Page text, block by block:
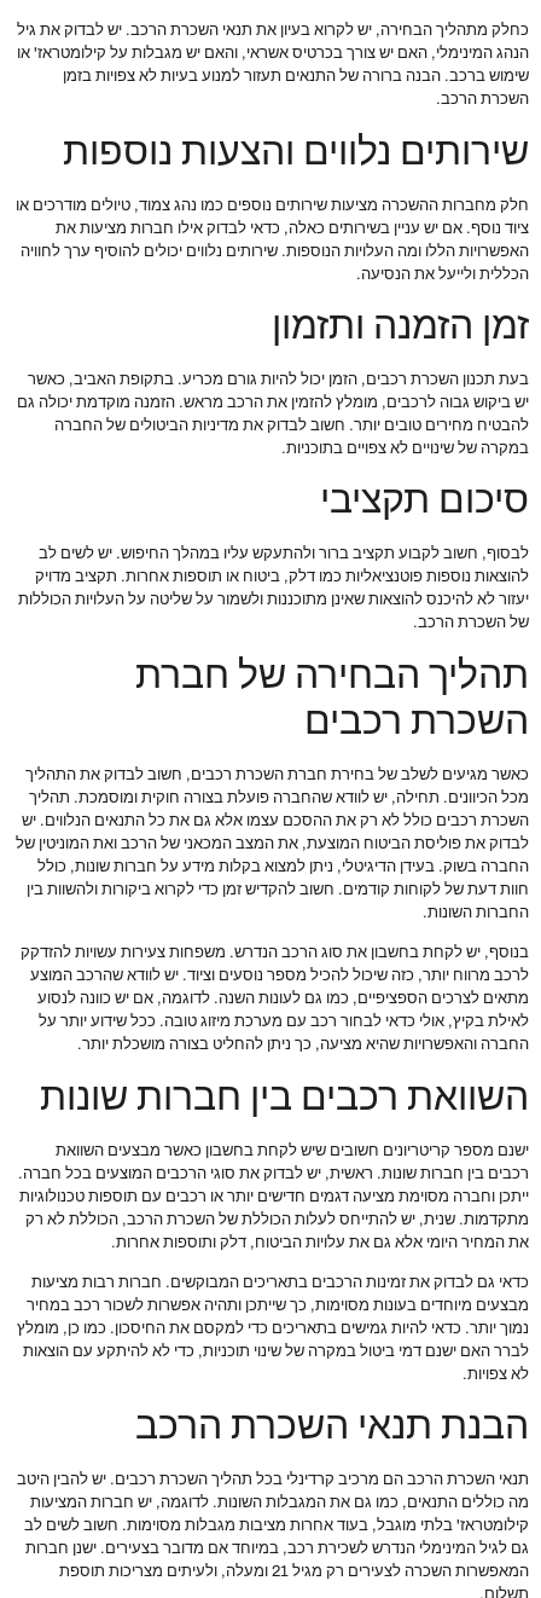
כחלק מתהליך הבחירה, יש לקרוא בעיון את תנאי השכרת הרכב. יש לבדוק את גיל
הנהג המינימלי, האם יש צורך בכרטיס אשראי, והאם יש מגבלות על קילומטראז' או
שימוש ברכב. הבנה ברורה של התנאים תעזור למנוע בעיות לא צפויות בזמן
השכרת הרכב.
שירותים נלווים והצעות נוספות
חלק מחברות ההשכרה מציעות שירותים נוספים כמו נהג צמוד, טיולים מודרכים או
ציוד נוסף. אם יש עניין בשירותים כאלה, כדאי לבדוק אילו חברות מציעות את
האפשרויות הללו ומה העלויות הנוספות. שירותים נלווים יכולים להוסיף ערך לחוויה
הכללית ולייעל את הנסיעה.
זמן הזמנה ותזמון
בעת תכנון השכרת רכבים, הזמן יכול להיות גורם מכריע. בתקופת האביב, כאשר
יש ביקוש גבוה לרכבים, מומלץ להזמין את הרכב מראש. הזמנה מוקדמת יכולה גם
להבטיח מחירים טובים יותר. חשוב לבדוק את מדיניות הביטולים של החברה
במקרה של שינויים לא צפויים בתוכניות.
סיכום תקציבי
לבסוף, חשוב לקבוע תקציב ברור ולהתעקש עליו במהלך החיפוש. יש לשים לב
להוצאות נוספות פוטנציאליות כמו דלק, ביטוח או תוספות אחרות. תקציב מדויק
יעזור לא להיכנס להוצאות שאינן מתוכננות ולשמור על שליטה על העלויות הכוללות
של השכרת הרכב.
תהליך הבחירה של חברת
השכרת רכבים
כאשר מגיעים לשלב של בחירת חברת השכרת רכבים, חשוב לבדוק את התהליך
מכל הכיוונים. תחילה, יש לוודא שהחברה פועלת בצורה חוקית ומוסמכת. תהליך
השכרת רכבים כולל לא רק את ההסכם עצמו אלא גם את כל התנאים הנלווים. יש
לבדוק את פוליסת הביטוח המוצעת, את המצב המכאני של הרכב ואת המוניטין של
החברה בשוק. בעידן הדיגיטלי, ניתן למצוא בקלות מידע על חברות שונות, כולל
חוות דעת של לקוחות קודמים. חשוב להקדיש זמן כדי לקרוא ביקורות ולהשוות בין
החברות השונות.
בנוסף, יש לקחת בחשבון את סוג הרכב הנדרש. משפחות צעירות עשויות להזדקק
לרכב מרווח יותר, כזה שיכול להכיל מספר נוסעים וציוד. יש לוודא שהרכב המוצע
מתאים לצרכים הספציפיים, כמו גם לעונות השנה. לדוגמה, אם יש כוונה לנסוע
לאילת בקיץ, אולי כדאי לבחור רכב עם מערכת מיזוג טובה. ככל שידוע יותר על
החברה והאפשרויות שהיא מציעה, כך ניתן להחליט בצורה מושכלת יותר.
השוואת רכבים בין חברות שונות
ישנם מספר קריטריונים חשובים שיש לקחת בחשבון כאשר מבצעים השוואת
רכבים בין חברות שונות. ראשית, יש לבדוק את סוגי הרכבים המוצעים בכל חברה.
ייתכן וחברה מסוימת מציעה דגמים חדישים יותר או רכבים עם תוספות טכנולוגיות
מתקדמות. שנית, יש להתייחס לעלות הכוללת של השכרת הרכב, הכוללת לא רק
את המחיר היומי אלא גם את עלויות הביטוח, דלק ותוספות אחרות.
כדאי גם לבדוק את זמינות הרכבים בתאריכים המבוקשים. חברות רבות מציעות
מבצעים מיוחדים בעונות מסוימות, כך שייתכן ותהיה אפשרות לשכור רכב במחיר
נמוך יותר. כדאי להיות גמישים בתאריכים כדי למקסם את החיסכון. כמו כן, מומלץ
לברר האם ישנם דמי ביטול במקרה של שינוי תוכניות, כדי לא להיתקע עם הוצאות
לא צפויות.
הבנת תנאי השכרת הרכב
תנאי השכרת הרכב הם מרכיב קרדינלי בכל תהליך השכרת רכבים. יש להבין היטב
מה כוללים התנאים, כמו גם את המגבלות השונות. לדוגמה, יש חברות המציעות
קילומטראז' בלתי מוגבל, בעוד אחרות מציבות מגבלות מסוימות. חשוב לשים לב
גם לגיל המינימלי הנדרש לשכירת רכב, במיוחד אם מדובר בצעירים. ישנן חברות
המאפשרות השכרה לצעירים רק מגיל 21 ומעלה, ולעיתים מצריכות תוספת